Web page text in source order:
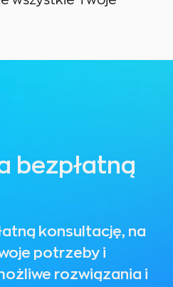
bezpłatną
konsultację, na
potrzeby i
rozwiązania i